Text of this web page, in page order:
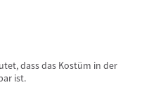
dass das Kostüm in der
ist.